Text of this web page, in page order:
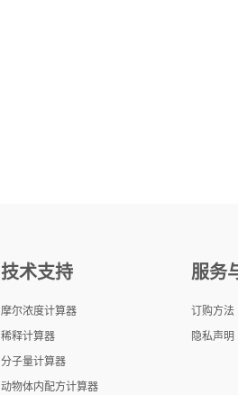
技术支持
摩尔浓度计算器
稀释计算器
分子量计算器
动物体内配方计算器
服务
订购方法
隐私声明